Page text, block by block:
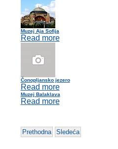
Muzej Aja Sofija
Read more
Čonopljansko jezero
Read more
Muzej Balaklava
Read more
Prethodna Sledeća